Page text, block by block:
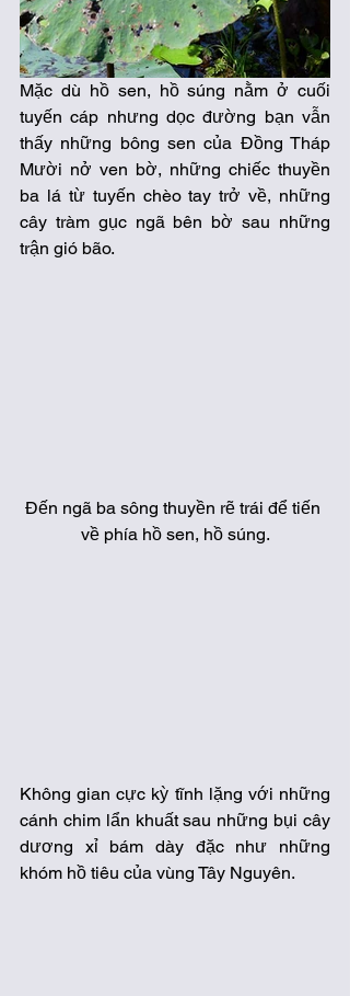
Mặc dù hồ sen, hồ súng nằm ở cuối
tuyến cáp nhưng dọc đường bạn vẫn
thấy những bông sen của Đồng Tháp
Mười nở ven bờ, những chiếc thuyền
ba lá từ tuyến chèo tay trở về, những
cây tràm gục ngã bên bờ sau những
trận gió bão.
Đến ngã ba sông thuyền rẽ trái để tiến
về phía hồ sen, hồ súng.
Không gian cực kỳ tĩnh lặng với những
cánh chim lẩn khuất sau những bụi cây
dương xỉ bám dày đặc như những
khóm hồ tiêu của vùng Tây Nguyên.